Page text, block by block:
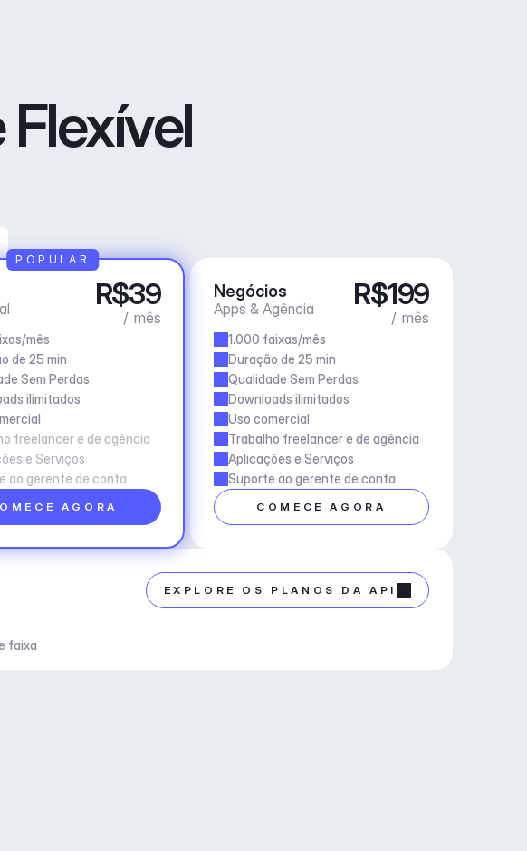
R$39
/ mês
mês
de 25 min
Sem Perdas
ilimitados
freelancer e de agência
e Serviços
ao gerente de conta
AGORA
POPULAR
Negócios
Apps & Agência R$199
/ mês
1.000 faixas/mês
Duração de 25 min
Qualidade Sem Perdas
Downloads ilimitados
Uso comercial
Trabalho freelancer e de agência
Aplicações e Serviços
Suporte ao gerente de conta
COMECE AGORA
EXPLORE OS PLANOS DA API
faixa